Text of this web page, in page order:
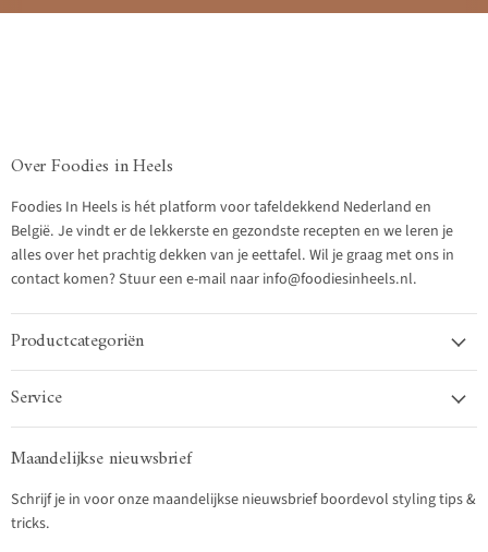
Over Foodies in Heels
Foodies In Heels is hét platform voor tafeldekkend Nederland en
België. Je vindt er de lekkerste en gezondste recepten en we leren je
alles over het prachtig dekken van je eettafel. Wil je graag met ons in
contact komen? Stuur een e-mail naar info@foodiesinheels.nl.
Productcategoriën
Service
Maandelijkse nieuwsbrief
Schrijf je in voor onze maandelijkse nieuwsbrief boordevol styling tips &
tricks.